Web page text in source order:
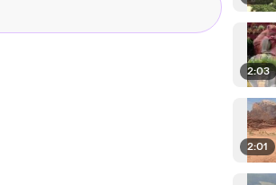
2:03
2:01